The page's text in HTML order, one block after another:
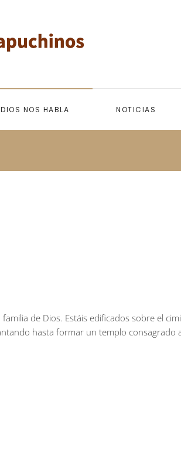
DIOS NOS HABLA NOTICIAS
de Dios. Estáis edificados sobre el
hasta formar un templo